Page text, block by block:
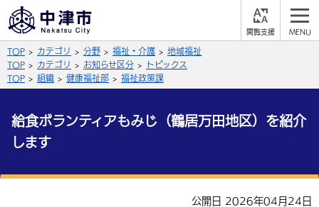
ふりがなをつける
文字の大きさ
拡大 標準
公式SNS
Facebook
サイト内検索
TOP カテゴリ 分野 福祉・介護
地域福祉
TOP
カテゴリ お知らせ区分
トピックス
TOP
組織 健康福祉部 福祉政策課
給食ボランティアもみじ（鶴居万田地区）を紹介
します
公開日 2026年04月24日